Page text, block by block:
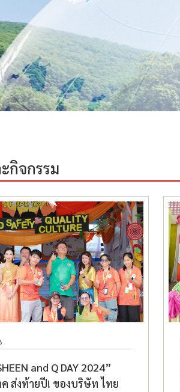
กิจกรรม
and Q DAY 2024”
ส่งท้ายปี! ของบริษัท ไทย